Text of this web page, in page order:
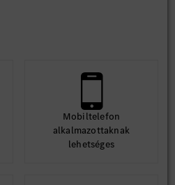
partnereinknél
részlegben a kollégák számára
munkaruha
(vállalati pszichológus,
oltás, egészségnevelő,
Mobiltelefon
alkalmazottaknak
lehetséges